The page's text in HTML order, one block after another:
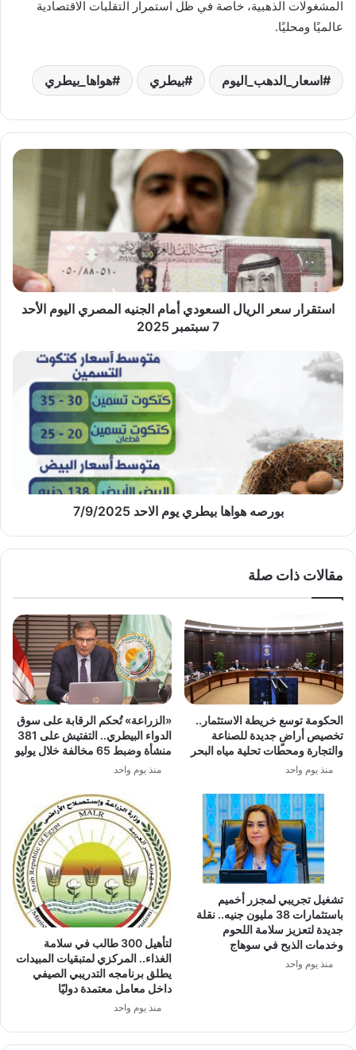
المشغولات الذهبية، خاصة في ظل استمرار التقلبات الاقتصادية
عالميًا ومحليًا.
اسعار_الدهب_اليوم بيطري هواها_بيطري
استقرار
سعر
الجنيه
المصري
اليوم
الأحد
استقرار سعر الريال السعودي أمام الجنيه المصري اليوم الأحد
7 سبتمبر 2025
بورصه
هواها
7/9/2025
بورصه هواها بيطري يوم الاحد 7/9/2025
مقالات ذات صلة
الحكومة توسع خريطة الاستثمار..
تخصيص أراضٍ جديدة للصناعة
والتجارة ومحطات تحلية مياه البحر
منذ يوم واحد
«الزراعة» تُحكم الرقابة على سوق
الدواء البيطري.. التفتيش على 381
منشأة وضبط 65 مخالفة خلال يوليو
منذ يوم واحد
تشغيل تجريبي لمجزر أخميم
باستثمارات 38 مليون جنيه.. نقلة
جديدة لتعزيز سلامة اللحوم
وخدمات الذبح في سوهاج
منذ يوم واحد
لتأهيل 300 طالب في سلامة
الغذاء.. المركزي لمتبقيات المبيدات
يطلق برنامجه التدريبي الصيفي
داخل معامل معتمدة دوليًا
منذ يوم واحد